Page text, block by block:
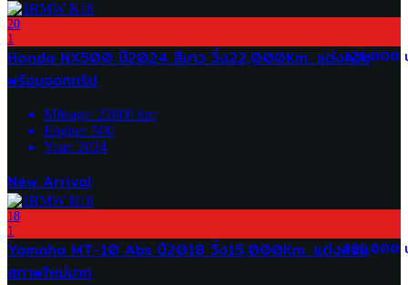
20
1
179,000
Honda NX500 ปี2024 สีขาว วิ่ง22,000Km. แต่งครบ
พร้อมออกทริป
Mileage: 22800 km
Engine: 500
Year: 2024
New Arrival
18
1
289,000
Yamaha MT-10 Abs ปี2018 วิ่ง15,000Km. แต่งครบ
สภาพใหม่มาก